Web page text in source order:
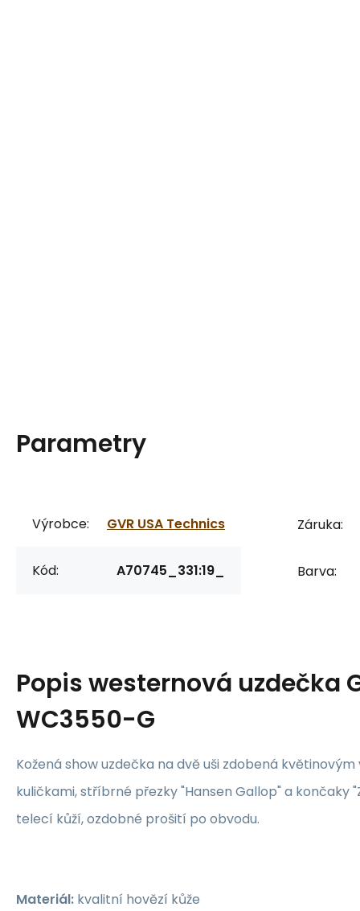
Parametry
Výrobce: GVR USA Technics
Kód: A70745_331:19_
Záruka:
Barva:
Popiswesternová uzdečka
WC3550-G
Kožená show uzdečka na dvě uši zdobená
kuličkami, stříbrné přezky "Hansen Gallop" a končaky
telecí kůží, ozdobné prošití po obvodu.
Materiál: kvalitní hovězí kůže